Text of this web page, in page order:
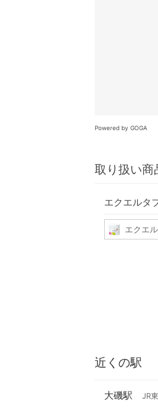
Powered by GOGA
取り扱い商
エクエルタ
エクエル
近くの駅
大磯駅 JR